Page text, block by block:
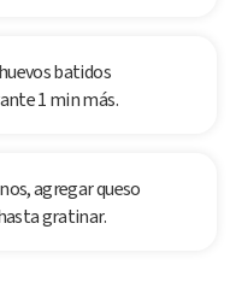
batidos
1 min más.
agregar queso
gratinar.